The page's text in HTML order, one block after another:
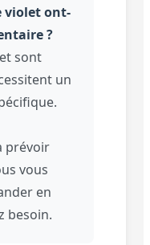
violet ont-
?
sont
un
prévoir
vous
en
besoin.